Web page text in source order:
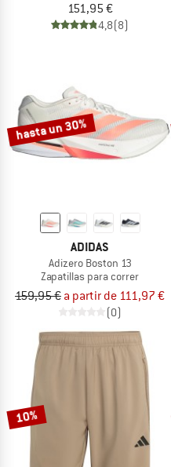
151,95 €
4,8(8)
hasta un 30%
ADIDAS
Adizero Boston 13
Zapatillas para correr
159,95 € a partir de 111,97 €
(0)
10%